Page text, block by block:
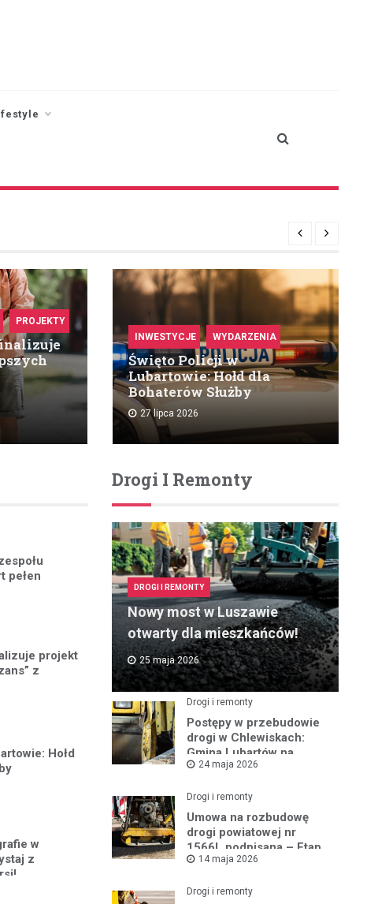
PROJEKTY
INWESTYCJE WYDARZENIA
Święto Policji w
Lubartowie: Hołd dla
Bohaterów Służby
27 lipca 2026
pełen
projekt
z
Hołd
w
z
Drogi I Remonty
DROGI I REMONTY
Nowy most w Luszawie
otwarty dla mieszkańców!
25 maja 2026
Drogi i remonty
Postępy w przebudowie
drogi w Chlewiskach:
Gmina Lubartów na
miejscu inwestycji
24 maja 2026
Drogi i remonty
Umowa na rozbudowę
drogi powiatowej nr
1566L podpisana – Etap
III w toku
14 maja 2026
Drogi i remonty